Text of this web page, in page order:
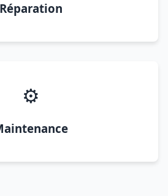
Réparation
⚙️